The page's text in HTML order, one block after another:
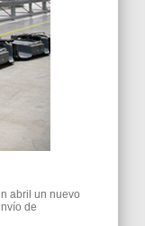
abril un nuevo
de